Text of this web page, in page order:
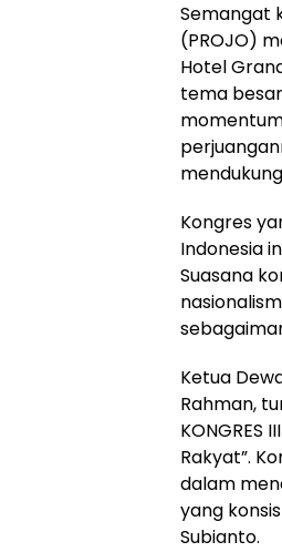
Semangat
(PROJO)
Hotel
tema
Kongres
Indonesia
Suasana
Ketua
Rahman,
KONGRES
Rakyat”.
dalam
yang
Subianto.